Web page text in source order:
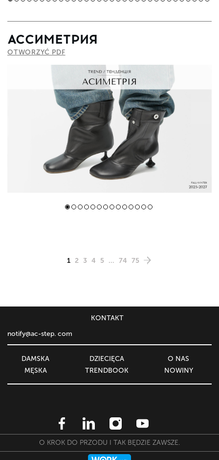
АССИМЕТРИЯ
OTWORZYĆ PDF
1 2 3 4 5 ... 74 75
DAMSKA
MĘSKA
DZIECIĘСA
O NAS
TRENDBOOK
NOWINY
KONTAKT
notify@ac-step. com
O KROK DO PRZODU I TAK BĘDZIE ZAWSZE.